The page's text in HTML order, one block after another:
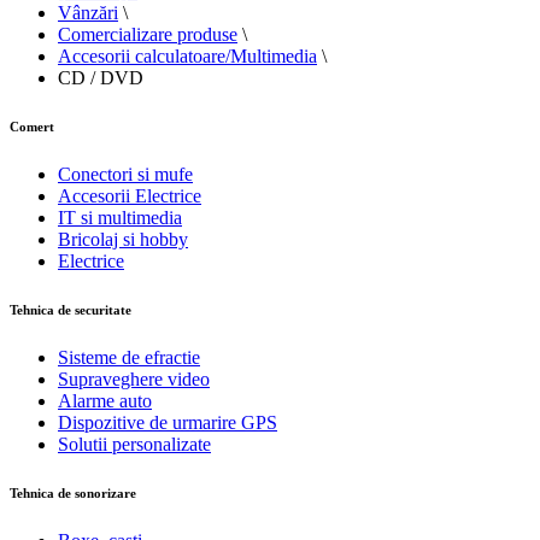
Vânzări \
Comercializare produse \
Accesorii calculatoare/Multimedia \
CD / DVD
Comert
Conectori si mufe
Accesorii Electrice
IT si multimedia
Bricolaj si hobby
Electrice
Tehnica de securitate
Sisteme de efractie
Supraveghere video
Alarme auto
Dispozitive de urmarire GPS
Solutii personalizate
Tehnica de sonorizare